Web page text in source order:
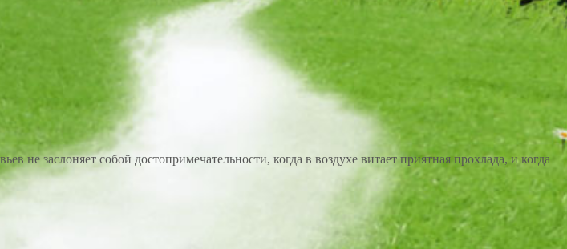
не заслоняет собой достопримечательности, когда в воздухе витает приятная прохлада, и когда